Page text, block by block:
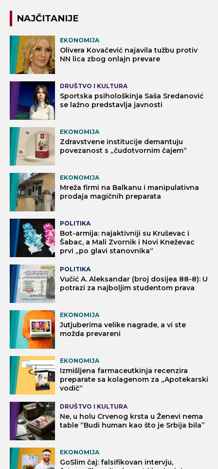
NAJČITANIJE
EKONOMIJA
Olivera Kovačević najavila tužbu protiv
NN lica zbog onlajn prevare
DRUŠTVO I KULTURA
Sportska psihološkinja Saša Sredanović
se lažno predstavlja javnosti
EKONOMIJA
Zdravstvene institucije demantuju
povezanost s „čudotvornim čajem“
EKONOMIJA
Mreža firmi na Balkanu i manipulativna
prodaja magičnih preparata
POLITIKA
Bot-armija: najaktivniji su Kruševac i
Šabac, a Mali Zvornik i Novi Kneževac
prvi „po glavi stanovnika“
POLITIKA
Vučić A. Aleksandar (broj dosijea 88-8): U
potrazi za najboljim studentom prava
EKONOMIJA
Jutjuberima velike nagrade, a vi ste
možda prevareni
EKONOMIJA
Izmišljena farmaceutkinja recenzira
preparate sa kolagenom za „Apotekarski
vodič“
DRUŠTVO I KULTURA
Ne, u holu Crvenog krsta u Ženevi nema
table “Budi human kao što je Srbija bila”
EKONOMIJA
GoSlim čaj: falsifikovan intervju,